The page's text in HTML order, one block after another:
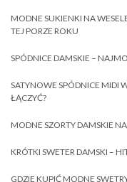
MODNE SUKIENKI NA
TEJ PORZE ROKU
SPÓDNICE DAMSKIE –
SATYNOWE SPÓDNICE MIDI
ŁĄCZYĆ?
MODNE SZORTY DAMSKIE
KRÓTKI SWETER DAMSKI –
GDZIE KUPIĆ MODNE